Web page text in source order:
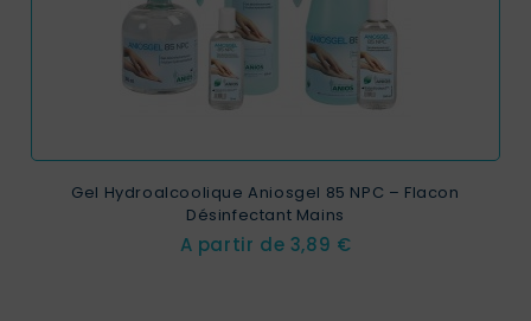
Gel Hydroalcoolique Aniosgel 85 NPC – Flacon
Désinfectant Mains
A partir de Prix
3,89 €